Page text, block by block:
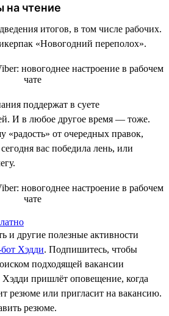
чтение
итогов, в том числе рабочих.
«Новогодний переполох».
поддержат в суете
И в любое другое время — тоже.
«радость» от очередных правок,
вас победила лень, или
и другие полезные активности
бот Хэдди. Подпишитесь, чтобы
подходящей вакансии
пришлёт оповещение, когда
резюме или пригласит на вакансию.
резюме.